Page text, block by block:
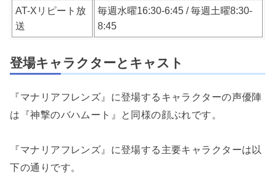
AT-Xリピート放
送
毎週水曜16:30-6:45 / 毎週土曜8:30-
8:45
登場キャラクターとキャスト
『マナリアフレンズ』に登場するキャラクターの声優陣
は『神撃のバハムート』と同様の顔ぶれです。
『マナリアフレンズ』に登場する主要キャラクターは以
下の通りです。